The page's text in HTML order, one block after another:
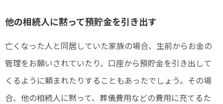
他の相続人に黙って預貯金を引き出す
亡くなった人と同居していた家族の場合、生前からお金の
管理をお願いされていたり、口座から預貯金を引き出して
くるように頼まれたりすることもあったでしょう。その場
合、他の相続人に黙って、葬儀費用などの費用に充てるた